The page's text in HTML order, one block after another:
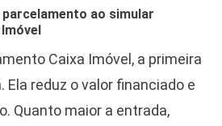
ao simular
Caixa Imóvel, a primeira
Ela reduz o valor financiado e
Quanto maior a entrada,